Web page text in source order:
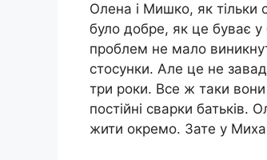
Олена і Мишко, як тільки
було добре, як це буває
проблем не мало
стосунки. Але це не
три роки. Все ж таки
постійні сварки
жити окремо. Зате у